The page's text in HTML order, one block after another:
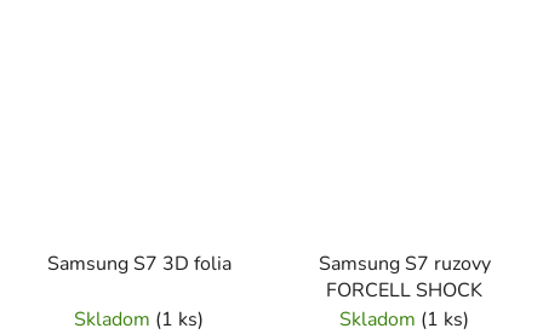
Samsung S7 3D folia
Skladom (1 ks)
Samsung S7 ruzovy
FORCELL SHOCK
Skladom (1 ks)